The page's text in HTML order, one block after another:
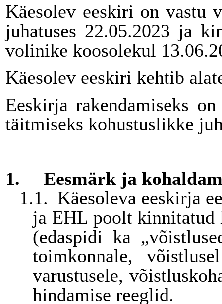
Käesolev eeskiri on vastu
juhatuses 22.05.2023 ja
volinike koosolekul
Käesolev eeskiri kehtib
Eeskirja rakendamiseks
täitmiseks kohustuslikke
1.
Eesmärk ja
1.1. Käesoleva eeskirja
ja EHL poolt kinnitatud
(edaspidi ka
toimkonnale,
varustusele,
hindamise reeglid.